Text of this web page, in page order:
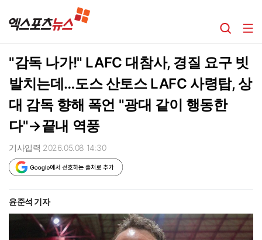
"감독 나가!" LAFC 대참사, 경질 요구 빗
발치는데…도스 산토스 LAFC 사령탑, 상
대 감독 향해 폭언 "광대 같이 행동한
다"→끝내 역풍
기사입력 2026.05.08 14:30
윤준석 기자